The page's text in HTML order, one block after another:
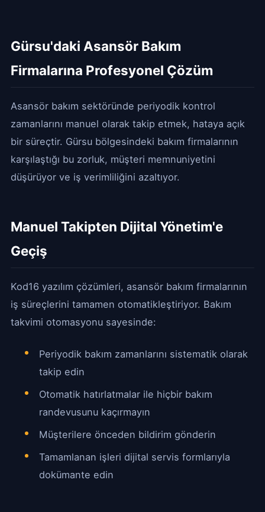
Gürsu'daki Asansör Bakım
Firmalarına Profesyonel Çözüm
Asansör bakım sektöründe periyodik kontrol
zamanlarını manuel olarak takip etmek, hataya açık
bir süreçtir. Gürsu bölgesindeki bakım firmalarının
karşılaştığı bu zorluk, müşteri memnuniyetini
düşürüyor ve iş verimliliğini azaltıyor.
Manuel Takipten Dijital Yönetim'e
Geçiş
Kod16 yazılım çözümleri, asansör bakım firmalarının
iş süreçlerini tamamen otomatikleştiriyor. Bakım
takvimi otomasyonu sayesinde:
Periyodik bakım zamanlarını sistematik olarak
takip edin
Otomatik hatırlatmalar ile hiçbir bakım
randevusunu kaçırmayın
Müşterilere önceden bildirim gönderin
Tamamlanan işleri dijital servis formlarıyla
dokümante edin